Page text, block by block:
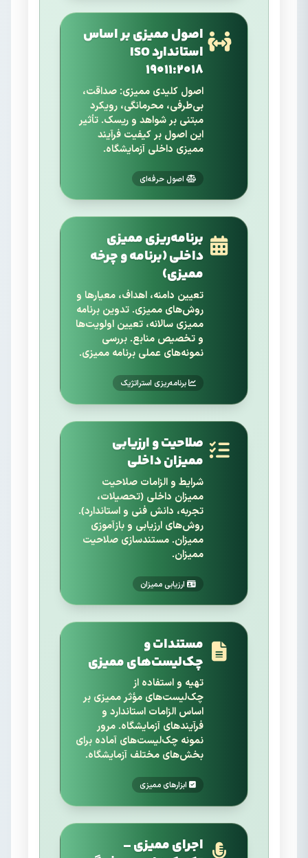
اصول ممیزی بر اساس
استاندارد ISO
19011:2018
اصول کلیدی ممیزی: صداقت،
بی‌طرفی، محرمانگی، رویکرد
مبتنی بر شواهد و ریسک. تأثیر
این اصول بر کیفیت فرآیند
ممیزی داخلی آزمایشگاه.
اصول حرفه‌ای
برنامه‌ریزی ممیزی
داخلی (برنامه و چرخه
ممیزی)
تعیین دامنه، اهداف، معیارها و
روش‌های ممیزی. تدوین برنامه
ممیزی سالانه، تعیین اولویت‌ها
و تخصیص منابع. بررسی
نمونه‌های عملی برنامه ممیزی.
برنامه‌ریزی استراتژیک
صلاحیت و ارزیابی
ممیزان داخلی
شرایط و الزامات صلاحیت
ممیزان داخلی (تحصیلات،
تجربه، دانش فنی و استاندارد).
روش‌های ارزیابی و بازآموزی
ممیزان. مستندسازی صلاحیت
ممیزان.
ارزیابی ممیزان
مستندات و
چک‌لیست‌های ممیزی
تهیه و استفاده از
چک‌لیست‌های مؤثر ممیزی بر
اساس الزامات استاندارد و
فرآیندهای آزمایشگاه. مرور
نمونه چک‌لیست‌های آماده برای
بخش‌های مختلف آزمایشگاه.
ابزارهای ممیزی
اجرای ممیزی –